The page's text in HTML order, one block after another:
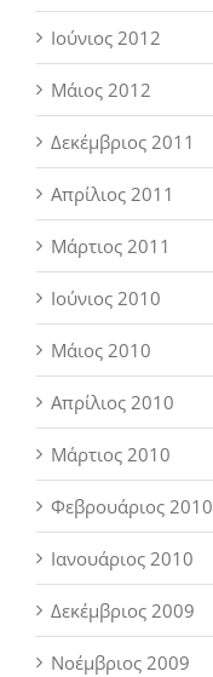
Ιούνιος 2012
Μάιος 2012
Δεκέμβριος 2011
Απρίλιος 2011
Μάρτιος 2011
Ιούνιος 2010
Μάιος 2010
Απρίλιος 2010
Μάρτιος 2010
Φεβρουάριος 2010
Ιανουάριος 2010
Δεκέμβριος 2009
Νοέμβριος 2009